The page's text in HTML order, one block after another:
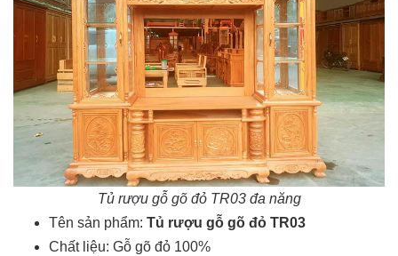
Tủ rượu gỗ gõ đỏ TR03 đa năng
Tên sản phẩm: Tủ rượu gỗ gõ đỏ TR03
Chất liệu: Gỗ gõ đỏ 100%